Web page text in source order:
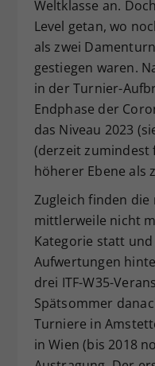
Weltklasse an.
Level getan, wo
als zwei
gestiegen waren.
in der Turnier-
Endphase der
das Niveau 2023
(derzeit zumindest
höherer Ebene als
Zugleich finden
mittlerweile nicht
Kategorie statt
Aufwertungen
drei ITF-W35-
Spätsommer
Turniere in
in Wien (bis 2018